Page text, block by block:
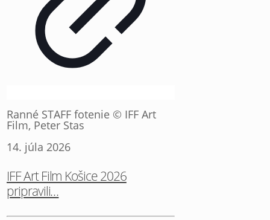
Ranné STAFF fotenie © IFF Art
Film, Peter Stas
14. júla 2026
IFF Art Film Košice 2026
pripravili…